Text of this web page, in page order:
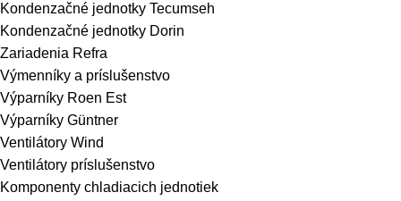
Kondenzačné jednotky Tecumseh
Kondenzačné jednotky Dorin
Zariadenia Refra
Výmenníky a príslušenstvo
Výparníky Roen Est
Výparníky Güntner
Ventilátory Wind
Ventilátory príslušenstvo
Komponenty chladiacich jednotiek